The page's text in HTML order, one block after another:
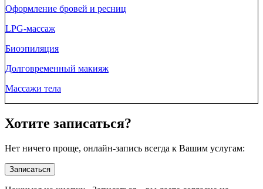
Оформление бровей и ресниц
LPG-массаж
Биоэпиляция
Долговременный макияж
Массажи тела
Хотите записаться?
Нет ничего проще, онлайн-запись всегда к Вашим услугам:
Записаться